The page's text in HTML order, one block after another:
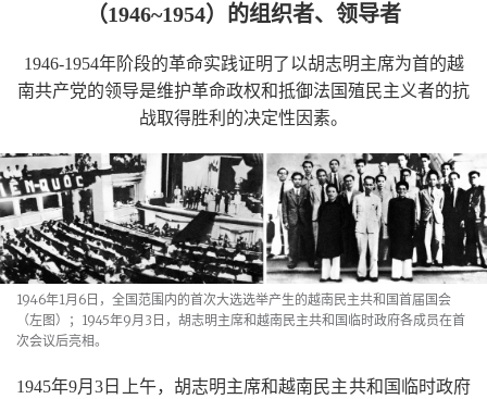
（1946~1954）的组织者、领导者
1946-1954年阶段的革命实践证明了以胡志明主席为首的越
南共产党的领导是维护革命政权和抵御法国殖民主义者的抗
战取得胜利的决定性因素。
1946年1月6日，全国范围内的首次大选选举产生的越南民主共和国首届国会
（左图）；1945年9月3日，胡志明主席和越南民主共和国临时政府各成员在首
次会议后亮相。
1945年9月3 日上午，胡志明主席和越南民主共和国临时政府